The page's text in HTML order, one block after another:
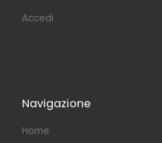
Accedi
Navigazione
Home